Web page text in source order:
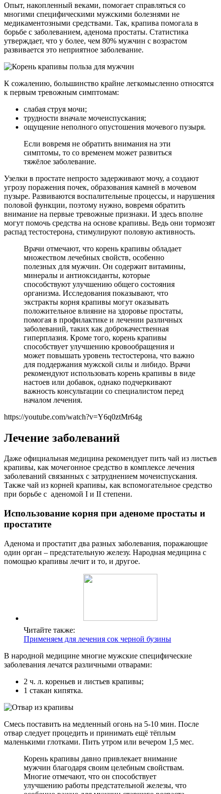
Опыт, накопленный веками, помогает справляться со
многими специфическими мужскими болезнями не
медикаментозными средствами. Так, крапива помогала в
борьбе с заболеванием, аденома простаты. Статистика
утверждает, что у более, чем 80% мужчин с возрастом
развивается это неприятное заболевание.
К сожалению, большинство крайне легкомысленно относятся
к первым тревожным симптомам:
слабая струя мочи;
трудности вначале мочеиспускания;
ощущение неполного опустошения мочевого пузыря.
Если вовремя не обратить внимания на эти
симптомы, то со временем может развиться
тяжёлое заболевание.
Узелки в простате непросто задерживают мочу, а создают
угрозу поражения почек, образования камней в мочевом
пузыре. Развиваются воспалительные процессы, и нарушения
половой функции, поэтому нужно, вовремя обратить
внимание на первые тревожные признаки. И здесь вполне
могут помочь средства на основе крапивы. Ведь они тормозят
распад тестостерона, стимулируют половую активность.
Врачи отмечают, что корень крапивы обладает
множеством лечебных свойств, особенно
полезных для мужчин. Он содержит витамины,
минералы и антиоксиданты, которые
способствуют улучшению общего состояния
организма. Исследования показывают, что
экстракты корня крапивы могут оказывать
положительное влияние на здоровье простаты,
помогая в профилактике и лечении различных
заболеваний, таких как доброкачественная
гиперплазия. Кроме того, корень крапивы
способствует улучшению кровообращения и
может повышать уровень тестостерона, что важно
для поддержания мужской силы и либидо. Врачи
рекомендуют использовать корень крапивы в виде
настоев или добавок, однако подчеркивают
важность консультации со специалистом перед
началом лечения.
https://youtube.com/watch?v=Y6q0ztMr64g
Лечение заболеваний
Даже официальная медицина рекомендует пить чай из листьев
крапивы, как мочегонное средство в комплексе лечения
заболеваний связанных с затруднением мочеиспускания.
Также чай из корней крапивы, как вспомогательное средство
при борьбе с аденомой I и II степени.
Использование корня при аденоме простаты и
простатите
Аденома и простатит два разных заболевания, поражающие
один орган – предстательную железу. Народная медицина с
помощью крапивы лечит и то, и другое.
Читайте также:
Применяем для лечения сок черной бузины
В народной медицине многие мужские специфические
заболевания лечатся различными отварами:
2 ч. л. кореньев и листьев крапивы;
1 стакан кипятка.
Смесь поставить на медленный огонь на 5-10 мин. После
отвар следует процедить и принимать ещё тёплым
маленькими глотками. Пить утром или вечером 1,5 мес.
Корень крапивы давно привлекает внимание
мужчин благодаря своим целебным свойствам.
Многие отмечают, что он способствует
улучшению работы предстательной железы, что